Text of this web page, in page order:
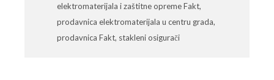
elektromaterijala i zaštitne opreme Fakt,
prodavnica elektromaterijala u centru grada,
prodavnica Fakt, stakleni osigurači